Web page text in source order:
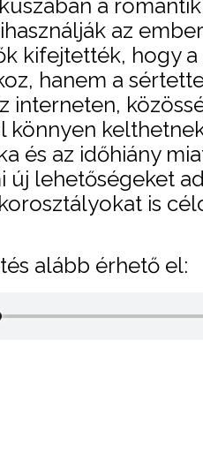
a
az
kifejtették, hogy
hanem a
interneten,
könnyen
és az időhiány
új lehetőségeket
is
alább érhető el: